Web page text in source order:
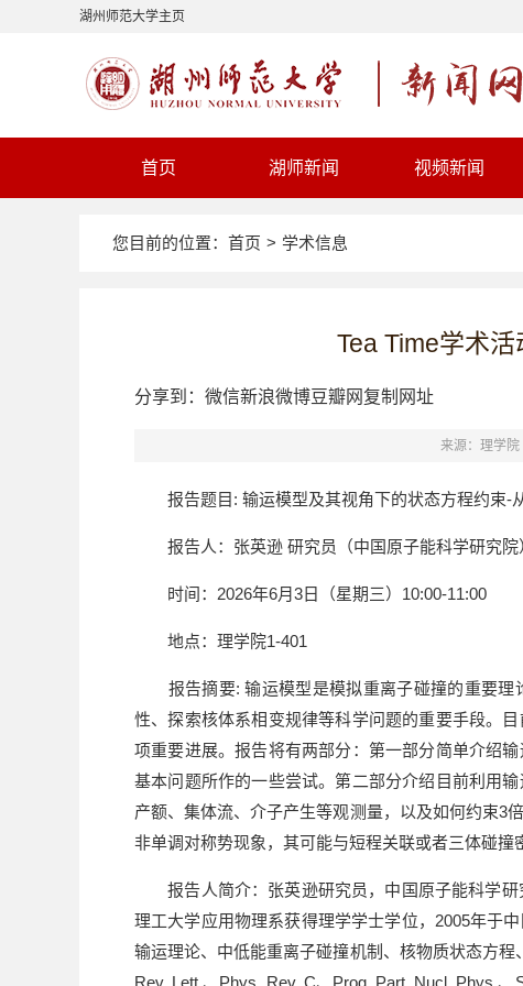
湖州师范大学主页
首页 湖师新闻 视频新闻
您目前的位置： 首页 > 学术信息
Tea Time学术活
分享到： 微信新浪微博豆瓣网 复制网址
来源：理学院
报告题目: 输运模型及其视角下的状态方程约束-
报告人：张英逊 研究员（中国原子能科学研究院
时间：2026年6月3日（星期三）10:00-11:00
地点：理学院1-401
报告摘要: 输运模型是模拟重离子碰撞的重要理
性、探索核体系相变规律等科学问题的重要手段。
项重要进展。报告将有两部分：第一部分简单介绍
基本问题所作的一些尝试。第二部分介绍目前利用
产额、集体流、介子产生等观测量，以及如何约束3
非单调对称势现象，其可能与短程关联或者三体碰撞
报告人简介：张英逊研究员，中国原子能科学研
理工大学应用物理系获得理学学士学位，2005年于
输运理论、中低能重离子碰撞机制、核物质状态方
Rev. Lett.、Phys. Rev. C、Prog. Part. Nucl. Phys.